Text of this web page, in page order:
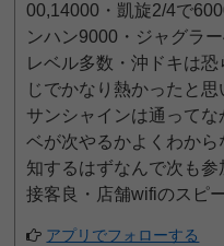
00,14000・凱旋2/4で
ンハン9000・ジャグラ
レベル多数・沖ドキは
じでかなり熱かったと思
サンシャインは通って
ベが次やるかよくわか
知するはずなんで次も参
接客良・店舗wifiのスピ
アプリでフォローする